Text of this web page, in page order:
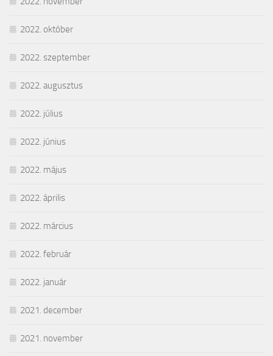
2022. október
2022. szeptember
2022. augusztus
2022. július
2022. június
2022. május
2022. április
2022. március
2022. február
2022. január
2021. december
2021. november